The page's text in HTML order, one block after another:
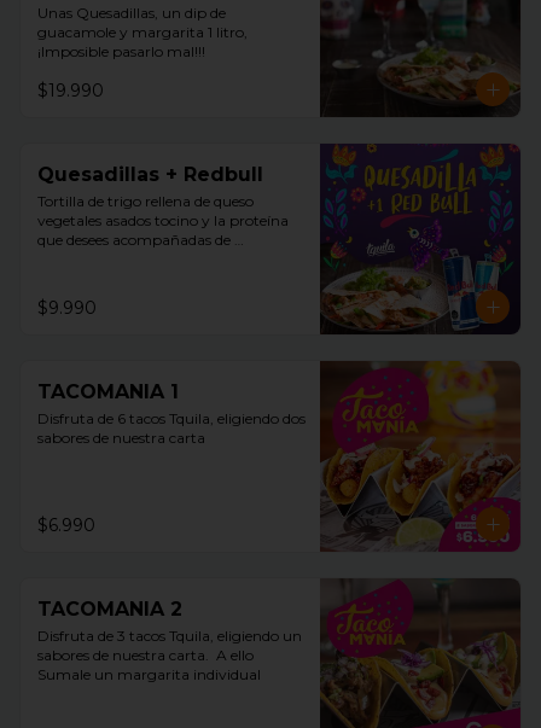
Unas Quesadillas, un dip de
guacamole y margarita 1 litro,
¡Imposible pasarlo mal!!!
$19.990
Quesadillas + Redbull
Tortilla de trigo rellena de queso
vegetales asados tocino y la proteína
que desees acompañadas de
$9.990
TACOMANIA 1
Disfruta de 6 tacos Tquila, eligiendo dos
sabores de nuestra carta
$6.990
TACOMANIA 2
Disfruta de 3 tacos Tquila, eligiendo un
sabores de nuestra carta.  A ello
Sumale un margarita individual